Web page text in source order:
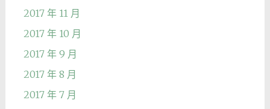
2017 年 11 月
2017 年 10 月
2017 年 9 月
2017 年 8 月
2017 年 7 月